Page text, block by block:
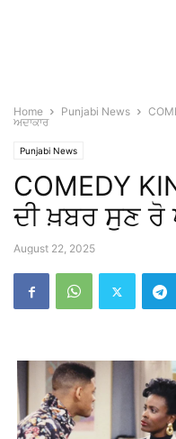
Home Punjabi News
ਅਦਾਕਾਰ
Punjabi News
COMEDY
ਦੀ ਖ਼ਬਰ ਸੁਣ ਰੋ
August 22, 2025